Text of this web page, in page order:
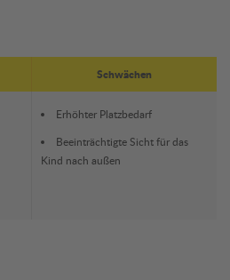
Schwächen
Erhöhter Platzbedarf
Beeinträchtigte Sicht für das
Kind nach außen